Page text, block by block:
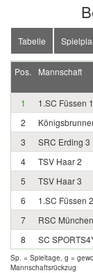
Tabelle
Pos. Mannschaft
1
1.SC Füssen 1
2
3
SRC Erding 3
4
TSV Haar 2
5
TSV Haar 3
6
1.SC Füssen 2
7
RSC
8
SC
Sp. = Spieltage, g =
Mannschaftsrückzug